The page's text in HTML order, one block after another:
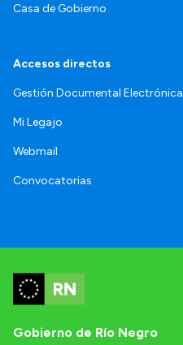
Casa de Gobierno
Accesos directos
Gestión Documental Electrónica
Mi Legajo
Webmail
Convocatorias
Gobierno de Río Negro